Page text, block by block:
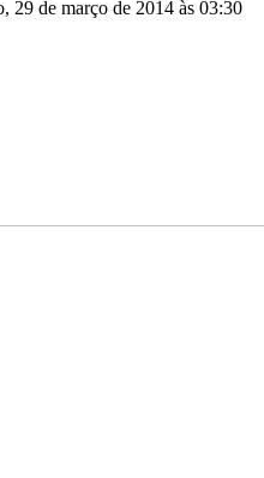
29 de março de 2014 às 03:30